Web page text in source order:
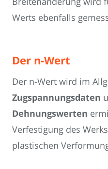
Werts ebenfalls
Der n-Wert
Der n-Wert wird im
Zugspannungsdaten
Dehnungswerten
Verfestigung des
plastischen